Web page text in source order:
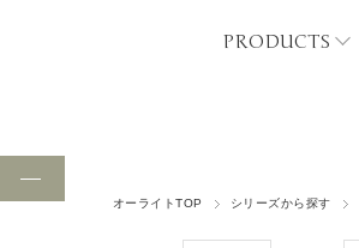
PRODUCTS
オーライトTOP シリーズから探す